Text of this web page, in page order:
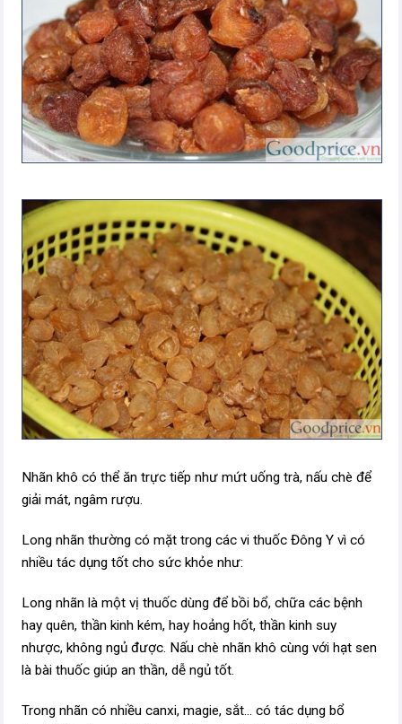
Nhãn khô có thể ăn trực tiếp như mứt uống trà, nấu chè để
giải mát, ngâm rượu.
Long nhãn thường có mặt trong các vi thuốc Đông Y vì có
nhiều tác dụng tốt cho sức khỏe như:
Long nhãn là một vị thuốc dùng để bồi bổ, chữa các bệnh
hay quên, thần kinh kém, hay hoảng hốt, thần kinh suy
nhược, không ngủ được. Nấu chè nhãn khô cùng với hạt sen
là bài thuốc giúp an thần, dễ ngủ tốt.
Trong nhãn có nhiều canxi, magie, sắt... có tác dụng bổ